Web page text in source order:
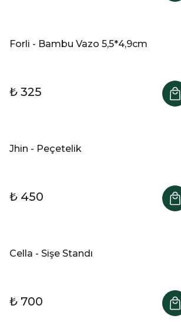
Forli - Bambu Vazo 5,5*4,9cm
₺ 325
Jhin - Peçetelik
₺ 450
Cella - Sişe Standı
₺ 700